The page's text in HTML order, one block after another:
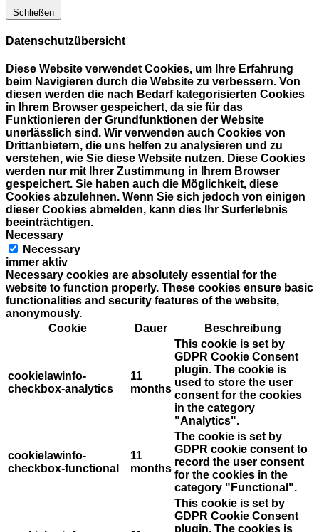
Schließen
Datenschutzübersicht
Diese Website verwendet Cookies, um Ihre Erfahrung
beim Navigieren durch die Website zu verbessern. Von
diesen werden die nach Bedarf kategorisierten Cookies
in Ihrem Browser gespeichert, da sie für das
Funktionieren der Grundfunktionen der Website
unerlässlich sind. Wir verwenden auch Cookies von
Drittanbietern, die uns helfen zu analysieren und zu
verstehen, wie Sie diese Website nutzen. Diese Cookies
werden nur mit Ihrer Zustimmung in Ihrem Browser
gespeichert. Sie haben auch die Möglichkeit, diese
Cookies abzulehnen. Wenn Sie sich jedoch von einigen
dieser Cookies abmelden, kann dies Ihr Surferlebnis
beeinträchtigen.
Necessary
Necessary
immer aktiv
Necessary cookies are absolutely essential for the
website to function properly. These cookies ensure basic
functionalities and security features of the website,
anonymously.
Cookie
Dauer Beschreibung
cookielawinfo-
checkbox-analytics
11
months
This cookie is set by
GDPR Cookie Consent
plugin. The cookie is
used to store the user
consent for the cookies
in the category
"Analytics".
cookielawinfo-
checkbox-functional
11
months
The cookie is set by
GDPR cookie consent to
record the user consent
for the cookies in the
category "Functional".
This cookie is set by
GDPR Cookie Consent
plugin. The cookies is